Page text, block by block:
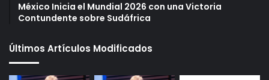
México Inicia el Mundial 2026 con una Victoria
Contundente sobre Sudáfrica
Últimos Artículos Modificados